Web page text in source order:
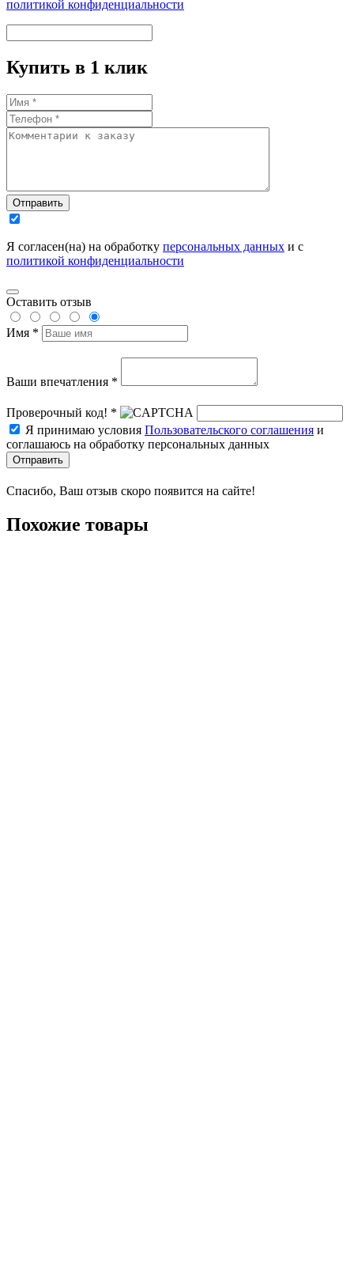
политикой конфиденциальности
Купить в 1 клик
Отправить
Я согласен(на) на обработку персональных данных и с
политикой конфиденциальности
Оставить отзыв
Имя *
Ваши впечатления *
Проверочный код! *
Я принимаю условия Пользовательского соглашения и
соглашаюсь на обработку персональных данных
Отправить
Спасибо, Ваш отзыв скоро появится на сайте!
Похожие товары